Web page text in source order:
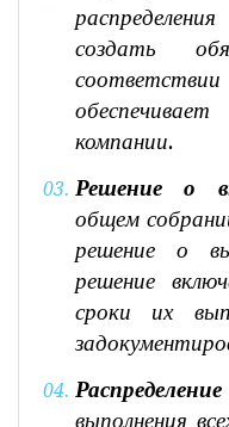
создать
компании.
Решение о
общем
решение о
решение
сроки их
выполнения